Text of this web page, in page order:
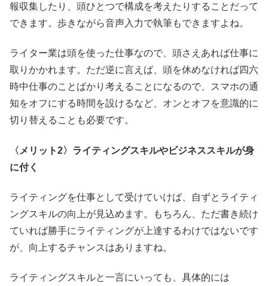
報収集したり、頭ひとつで構成を考えたりすることだって
できます。歩きながら音声入力で執筆もできますよね。
ライター業は頭を使った仕事なので、頭さえあれば仕事に
取りかかれます。ただ逆に言えば、頭を休めなければ四六
時中仕事のことばかり考えることになるので、スマホの通
知をオフにする時間を設けるなど、オンとオフを意識的に
切り替えることも必要です。
〈メリット2〉ライティングスキルやビジネススキルが身
に付く
ライティングを仕事として受けていけば、自ずとライティ
ングスキルの向上が見込めます。もちろん、ただ書き続け
ていれば勝手にライティングが上達するわけではないです
が、向上するチャンスはありますね。
ライティングスキルと一言にいっても、具体的には